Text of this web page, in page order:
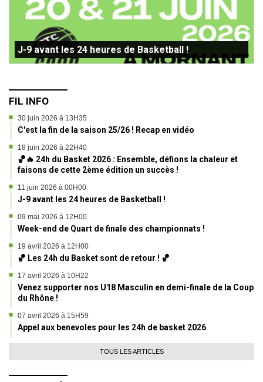
J-9 avant les 24 heures de Basketball !
FIL INFO
30 juin 2026 à 13H35
C'est la fin de la saison 25/26 ! Recap en vidéo
18 juin 2026 à 22H40
🏀🔥 24h du Basket 2026 : Ensemble, défions la chaleur et
faisons de cette 2ème édition un succès !
11 juin 2026 à 00H00
J-9 avant les 24 heures de Basketball !
09 mai 2026 à 12H00
Week-end de Quart de finale des championnats !
19 avril 2026 à 12H00
🏀 Les 24h du Basket sont de retour ! 🏀
17 avril 2026 à 10H22
Venez supporter nos U18 Masculin en demi-finale de la Coupe
du Rhône !
07 avril 2026 à 15H59
Appel aux benevoles pour les 24h de basket 2026
TOUS LES ARTICLES